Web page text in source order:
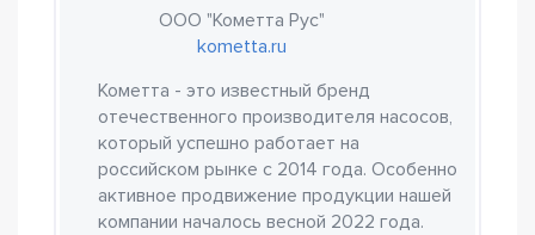
ООО "Кометта Рус"
kometta.ru
Кометта - это известный бренд
отечественного производителя насосов,
который успешно работает на
российском рынке с 2014 года. Особенно
активное продвижение продукции нашей
компании началось весной 2022 года.